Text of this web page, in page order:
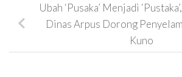
Ubah ‘Pusaka’ Menjadi
Dinas Arpus Dorong
Kuno